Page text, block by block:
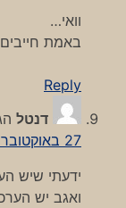
וואי…
באמת
Reply
דנטל
27 באוקטובר 2007 בשעה 23:10
ידעתי שיש
ואגב יש